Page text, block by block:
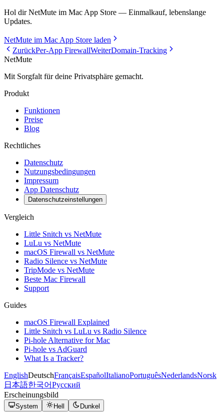
Hol dir NetMute im Mac App Store — Einmalkauf, lebenslange
Updates.
NetMute im Mac App Store laden
ZurückPer-App FirewallWeiterDomain-Tracking
NetMute
Mit Sorgfalt für deine Privatsphäre gemacht.
Produkt
Funktionen
Preise
Blog
Rechtliches
Datenschutz
Nutzungsbedingungen
Impressum
App Datenschutz
Datenschutzeinstellungen
Vergleich
Little Snitch vs NetMute
LuLu vs NetMute
macOS Firewall vs NetMute
Radio Silence vs NetMute
TripMode vs NetMute
Beste Mac Firewall
Support
Guides
macOS Firewall Explained
Little Snitch vs LuLu vs Radio Silence
Pi-hole Alternative for Mac
Pi-hole vs AdGuard
What Is a Tracker?
EnglishDeutschFrançaisEspañolItalianoPortuguêsNederlandsNorsk
日本語한국어Русский
Erscheinungsbild
System Hell Dunkel